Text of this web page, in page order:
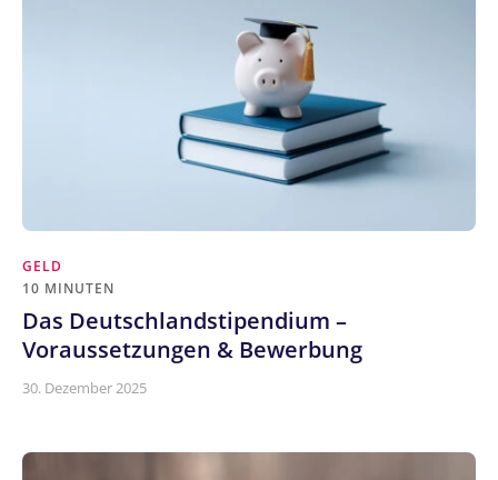
GELD
10 MINUTEN
Das Deutschlandstipendium –
Voraussetzungen & Bewerbung
30. Dezember 2025